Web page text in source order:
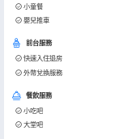
小童餐
嬰兒推車
前台服務
快速入住退房
外幣兌換服務
餐飲服務
小吃吧
大堂吧